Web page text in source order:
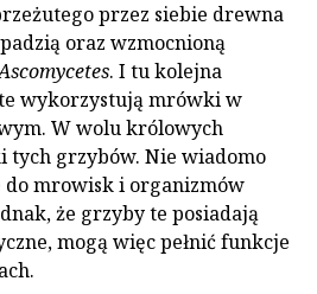
przez siebie drewna
oraz wzmocnioną
. I tu kolejna
wykorzystują mrówki w
W wolu królowych
tych grzybów. Nie wiadomo
do mrowisk i organizmów
że grzyby te posiadają
mogą więc pełnić funkcje